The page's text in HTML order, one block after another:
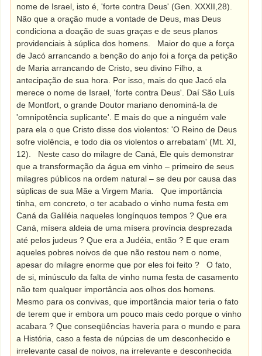
nome de Israel, isto é, 'forte contra Deus' (Gen. XXXII,28).
Não que a oração mude a vontade de Deus, mas Deus
condiciona a doação de suas graças e de seus planos
providenciais à súplica dos homens.
Maior do que a força
de Jacó arrancando a benção do anjo foi a força da petição
de Maria arrancando de Cristo, seu divino Filho, a
antecipação de sua hora. Por isso, mais do que Jacó ela
merece o nome de Israel, 'forte contra Deus'. Daí São Luís
de Montfort, o grande Doutor mariano denominá-la de
'omnipotência suplicante'. E mais do que a ninguém vale
para ela o que Cristo disse dos violentos: 'O Reino de Deus
sofre violência, e todo dia os violentos o arrebatam' (Mt. XI,
12).
Neste caso do milagre de Caná, Ele quis demonstrar
que a transformação da água em vinho – primeiro de seus
milagres públicos na ordem natural – se deu por causa das
súplicas de sua Mãe a Virgem Maria.
Que importância
tinha, em concreto, o ter acabado o vinho numa festa em
Caná da Galiléia naqueles longínquos tempos ? Que era
Caná, mísera aldeia de uma mísera província desprezada
até pelos judeus ? Que era a Judéia, então ? E que eram
aqueles pobres noivos de que não restou nem o nome,
apesar do milagre enorme que por eles foi feito ?
O fato,
de si, minúsculo da falta de vinho numa festa de casamento
não tem qualquer importância aos olhos dos homens.
Mesmo para os convivas, que importância maior teria o fato
de terem que ir embora um pouco mais cedo porque o vinho
acabara ? Que conseqüências haveria para o mundo e para
a História, caso a festa de núpcias de um desconhecido e
irrelevante casal de noivos, na irrelevante e desconhecida